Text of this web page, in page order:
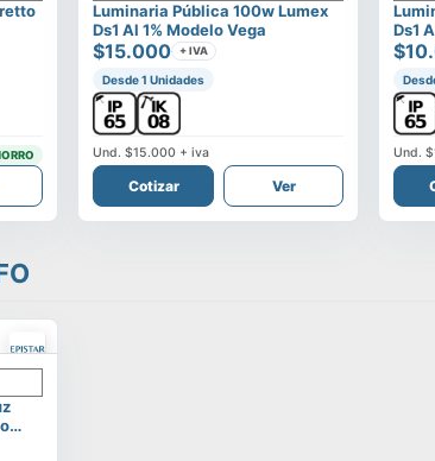
Luminaria Pública 100w Lumex
Ds1 Al 1% Modelo Vega
$15.000 + IVA
Desde 1 Unidades
Und.$15.000 + iva
Cotizar Ver
Ds1
Und.